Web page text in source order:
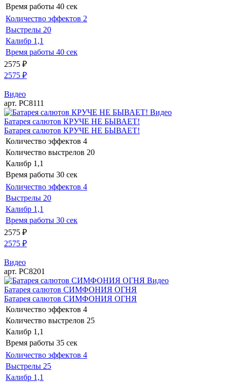
Время работы 40 сек
Количество эффектов 2
Выстрелы 20
Калибр 1,1
Время работы 40 сек
2575 ₽
2575 ₽
Видео
арт. РС8111
Видео
Батарея салютов КРУЧЕ НЕ БЫВАЕТ!
Батарея салютов КРУЧЕ НЕ БЫВАЕТ!
Количество эффектов 4
Количество выстрелов 20
Калибр 1,1
Время работы 30 сек
Количество эффектов 4
Выстрелы 20
Калибр 1,1
Время работы 30 сек
2575 ₽
2575 ₽
Видео
арт. РС8201
Видео
Батарея салютов СИМФОНИЯ ОГНЯ
Батарея салютов СИМФОНИЯ ОГНЯ
Количество эффектов 4
Количество выстрелов 25
Калибр 1,1
Время работы 35 сек
Количество эффектов 4
Выстрелы 25
Калибр 1,1